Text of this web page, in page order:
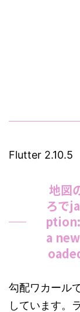
Flutter 2.10.5
地図
ろで
a
勾配ワカール
しています。